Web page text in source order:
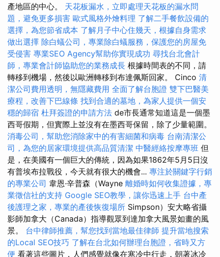
產地區的中心。 天花板漏水，立即處理天花板的漏水問
題，避免更多損害 歐式風格外燴料理 了解二手餐飲設備的
選擇，為您節省成本 了解月子中心住幾天，根據自身需求
做出選擇 除白蟻公司，專業除白蟻服務，保護您的房屋免
受侵害 專業SEO Agency幫助你實現成功 尋找台北會計
師，專業會計師協助您的業務成長 根據時間表的不同，請
轉移到機場，然後以歐洲轉移到布達佩斯回家。 Cinco 清
潔公司費用透明，無隱藏費用 全面了解台胞證 雙下巴醫美
療程，改善下巴線條 找到合適的墓地，為家人提供一個安
穩的歸宿 杜拜簽證的申請方法 de市長通常知道這是一個墨
西哥假期，但實際上並沒有在墨西哥保留，除了少量範圍。
消毒公司，幫助您消除家中的有害細菌和病毒 台南清潔公
司，為您的居家環境提供高品質清潔 中醫經絡按摩專班 但
是，在美國有一個巨大的傳統，因為如果1862年5月5日沒
有普埃布拉戰役，今天就有很大的機會... 專注於關鍵字行銷
的專業公司 韋恩·辛普森（Wayne 離婚時如何收集證據，專
業徵信社的支持 Google SEO教學，讓你迅速上手 台中產
後護理之家，專業的產後恢復場所 Simpson）安大略省攝
影師加拿大（Canada）指導觀眾到達加拿大風景如畫的風
景。 台中律師推薦，幫您找到當地最佳律師 提升當地搜索
的Local SEO技巧 了解在台北如何辦理台胞證，省時又方
便 看著這些圖片，人們感覺就像在寒冷中行走，朝著冰冷